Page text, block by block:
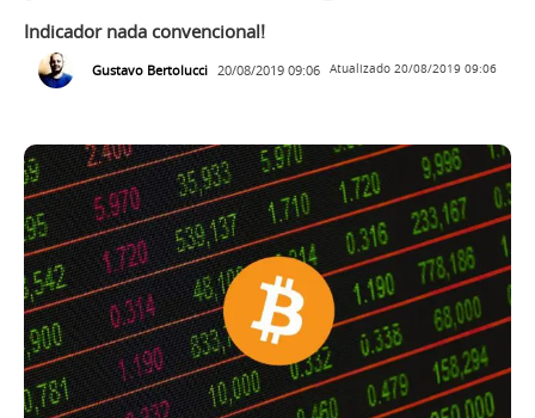
Indicador nada convencional!
Gustavo Bertolucci 20/08/2019 09:06 Atualizado 20/08/2019 09:06